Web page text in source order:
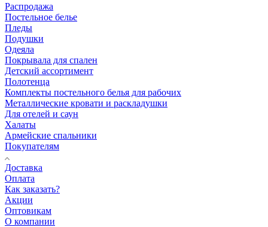
Распродажа
Постельное белье
Пледы
Подушки
Одеяла
Покрывала для спален
Детский ассортимент
Полотенца
Комплекты постельного белья для рабочих
Металлические кровати и раскладушки
Для отелей и саун
Халаты
Армейские спальники
Покупателям
Доставка
Оплата
Как заказать?
Акции
Оптовикам
О компании